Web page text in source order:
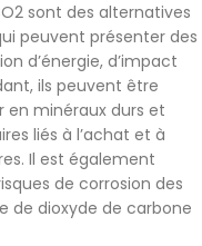
sont des alternatives
peuvent présenter des
d’énergie, d’impact
ils peuvent être
minéraux durs et
liés à l’achat et à
Il est également
de corrosion des
de dioxyde de carbone